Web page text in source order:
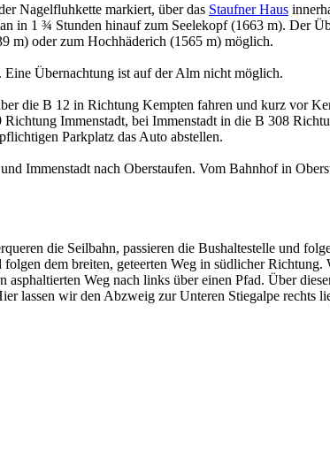
Nagelfluhkette markiert, über das Staufner Haus
in 1 ¾ Stunden hinauf zum Seelekopf (1663 m). Der
m) oder zum Hochhäderich (1565 m) möglich.
Übernachtung ist auf der Alm nicht möglich.
die B 12 in Richtung Kempten fahren und kurz vor
Immenstadt, bei Immenstadt in die B 308
Parkplatz das Auto abstellen.
Immenstadt nach Oberstaufen. Vom Bahnhof in
die Seilbahn, passieren die Bushaltestelle und
dem breiten, geteerten Weg in südlicher
Weg nach links über einen Pfad. Über
lassen wir den Abzweig zur Unteren Stiegalpe rechts